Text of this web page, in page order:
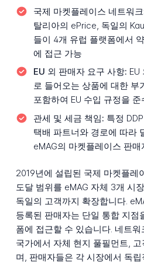
국제 마켓플레이스 네트워
탈리아의 ePrice, 독일의
들이 4개 유럽 플랫폼에서
에 접근 가능
EU 외 판매자 요구 사항: EU
로 들어오는 상품에 대한 부
포함하여 EU 수입 규정을
관세 및 세금 책임: 특정
택배 파트너와 경로에 따라
eMAG의 마켓플레이스 판
2019년에 설립된 국제 마켓플레
도달 범위를 eMAG 자체 3개 시
독일의 고객까지 확장합니다.
등록된 판매자는 단일 통합 지점
폼에 접근할 수 있습니다. 네트
국가에서 자체 현지 풀필먼트,
며, 판매자들은 각 시장에서 독